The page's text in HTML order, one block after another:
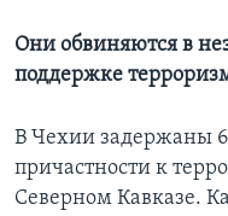
Языки
Они обвиняются в
поддержке
В Чехии задержаны
причастности к
Северном Кавказе.